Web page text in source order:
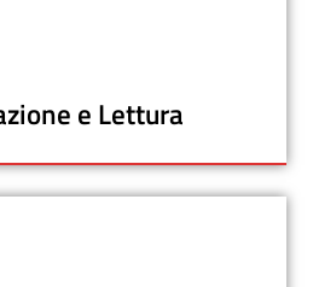
e Lettura